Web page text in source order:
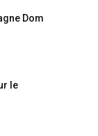
Dom
le